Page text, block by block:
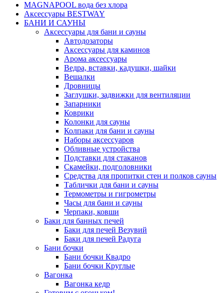
MAGNAPOOL вода без хлора
Аксессуары BESTWAY
БАНИ И САУНЫ
Аксессуары для бани и сауны
Автодозаторы
Аксессуары для каминов
Арома аксессуары
Ведра, вставки, кадушки, шайки
Вешалки
Дровницы
Заглушки, задвижки для вентиляции
Запарники
Коврики
Колонки для сауны
Колпаки для бани и сауны
Наборы аксессуаров
Обливные устройства
Подставки для стаканов
Скамейки, подголовники
Средства для пропитки стен и полков сауны
Таблички для бани и сауны
Термометры и гигрометры
Часы для бани и сауны
Черпаки, ковши
Баки для банных печей
Баки для печей Везувий
Баки для печей Радуга
Бани бочки
Бани бочки Квадро
Бани бочки Круглые
Вагонка
Вагонка кедр